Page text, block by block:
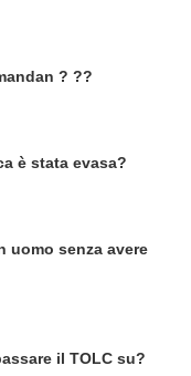
? ??
è stata evasa?
uomo senza avere
il TOLC su?